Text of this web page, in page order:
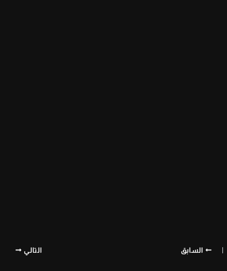
السابق التالي